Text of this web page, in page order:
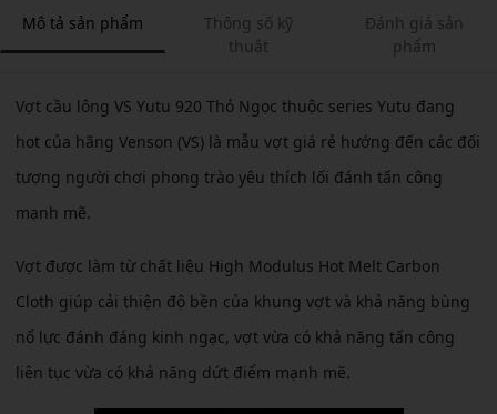
Mô tả sản phẩm
Thông số kỹ
thuật
Đánh giá sản
phẩm
Vợt cầu lông VS Yutu 920 Thỏ Ngọc thuộc series Yutu đang
hot của hãng Venson (VS) là mẫu vợt giá rẻ hướng đến các đối
tượng người chơi phong trào yêu thích lối đánh tấn công
mạnh mẽ.
Vợt được làm từ chất liệu High Modulus Hot Melt Carbon
Cloth giúp cải thiện độ bền của khung vợt và khả năng bùng
nổ lực đánh đáng kinh ngạc, vợt vừa có khả năng tấn công
liên tục vừa có khả năng dứt điểm mạnh mẽ.